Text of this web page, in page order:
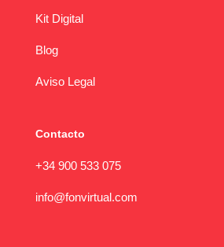
Kit Digital
Blog
Aviso Legal
Contacto
+34 900 533 075
info@fonvirtual.com